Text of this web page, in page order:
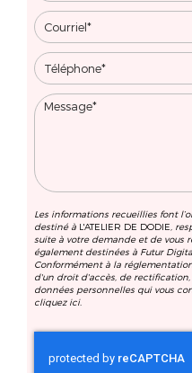
Les informations recueillies font
destiné àL'ATELIER DE DODIE,
suite à votre demande et de vous
également destinées à Futur
Conformément à la
d'un droit d'accès, de
données personnelles qui vous
cliquez ici.